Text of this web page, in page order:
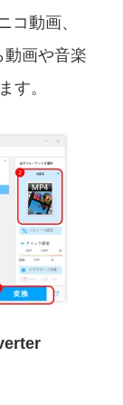
コ動画、
動画や音楽
す。